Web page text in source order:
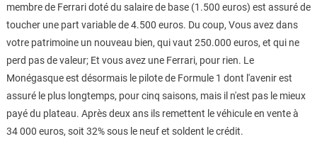
membre de Ferrari doté du salaire de base (1.500 euros) est assuré de
toucher une part variable de 4.500 euros. Du coup, Vous avez dans
votre patrimoine un nouveau bien, qui vaut 250.000 euros, et qui ne
perd pas de valeur; Et vous avez une Ferrari, pour rien. Le
Monégasque est désormais le pilote de Formule 1 dont l'avenir est
assuré le plus longtemps, pour cinq saisons, mais il n'est pas le mieux
payé du plateau. Après deux ans ils remettent le véhicule en vente à
34 000 euros, soit 32% sous le neuf et soldent le crédit.